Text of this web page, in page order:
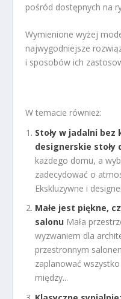
pośród dostępnych na
Wymienione wyżej
najwygodniejsze
i sposobów ich
W temacie również:
Stoły w jadalni
designerskie stoły
każdego domu, a
zadecydować o
Ekskluzywne i
Małe jest piękne,
salonu Mała
wyzwaniem dla
przestronnym
zaplanować
między...